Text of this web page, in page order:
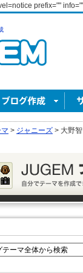
prefix=""
> ジャニーズ > 大野智